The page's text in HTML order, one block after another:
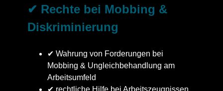
✔ Rechte bei Mobbing &
Diskriminierung
✔ Wahrung von Forderungen bei
Mobbing & Ungleichbehandlung am
Arbeitsumfeld
✔ rechtliche Hilfe bei Arbeitszeugnissen